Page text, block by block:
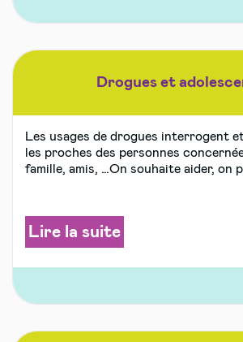
Drogues et
Les usages de drogues interrogent
les proches des personnes
famille, amis, …On souhaite aider, on
Lire la suite